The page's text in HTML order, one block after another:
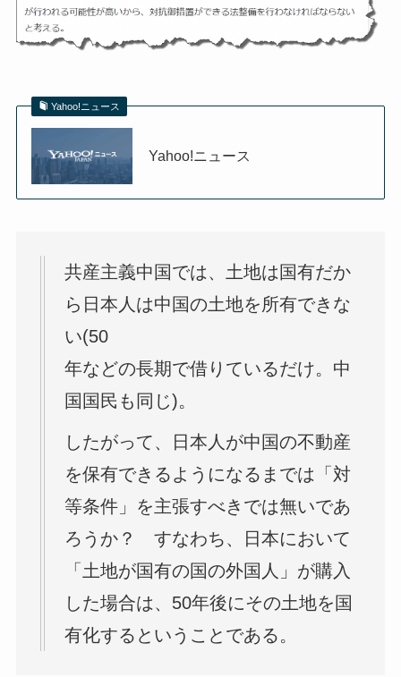
Yahoo!ニュース
Yahoo!ニュース
共産主義中国では、土地は国有だか
ら日本人は中国の土地を所有できな
い(50
年などの長期で借りているだけ。中
国国民も同じ)。
したがって、日本人が中国の不動産
を保有できるようになるまでは「対
等条件」を主張すべきでは無いであ
ろうか？ すなわち、日本において
「土地が国有の国の外国人」が購入
した場合は、50年後にその土地を国
有化するということである。